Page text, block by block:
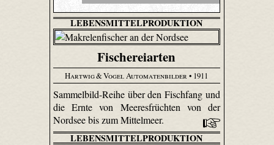
LEBENSMITTELPRODUKTION
Fischereiarten
Hartwig & Vogel Automatenbilder• 1911
Sammelbild-Reihe über den Fischfang und
die Ernte von Meeresfrüchten von der
Nordsee bis zum Mittelmeer.
LEBENSMITTELPRODUKTION